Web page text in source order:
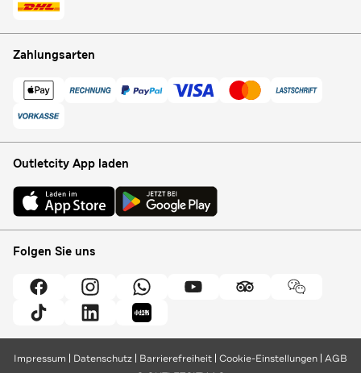
Zahlungsarten
Outletcity App laden
Folgen Sie uns
Impressum Datenschutz Barrierefreiheit Cookie-Einstellungen AGB